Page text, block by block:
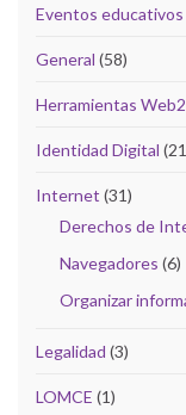
Eventos educativos
General (58)
Herramientas
Identidad Digital
Internet (31)
Derechos de
Navegadores (6)
Organizar
Legalidad (3)
LOMCE (1)